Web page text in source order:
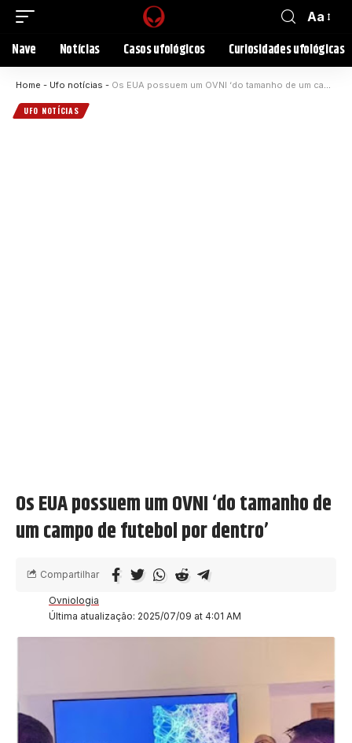
Aa
Nave Notícias Casos ufológicos Curiosidades ufológicas
Home - Ufo notícias - Os EUA possuem um OVNI ‘do tamanho de um campo de futebol por dentro’
UFO NOTÍCIAS
Os EUA possuem um OVNI ‘do tamanho de
um campo de futebol por dentro’
Última atualização: 2025/07/09 at 4:01 AM
Ovniologia
Compartilhar